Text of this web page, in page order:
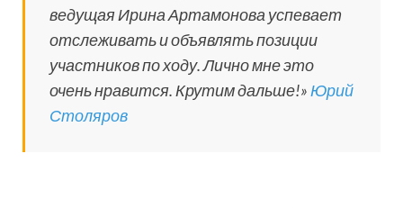
ведущая Ирина Артамонова успевает
отслеживать и объявлять позиции
участников по ходу. Лично мне это
очень нравится. Крутим дальше!»Юрий
Столяров